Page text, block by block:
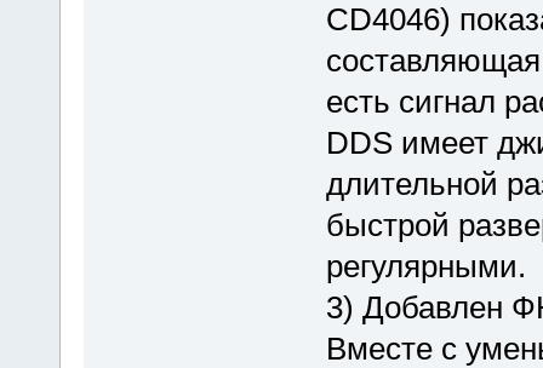
CD4046)
есть сигнал
DDS имеет
длительной
быстрой
регулярными.
3) Добавлен
Вместе с